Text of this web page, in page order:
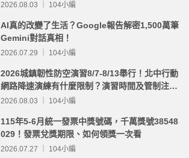
2026.08.03 ｜ 104小編
AI真的改變了生活？Google報告解密1,500萬筆
Gemini對話真相！
2026.07.29 ｜ 104小編
2026城鎮韌性防空演習8/7-8/13舉行！北中行動
網路降速演練有什麼限制？演習時間及管制注意
事項整理
2026.08.03 ｜ 104小編
115年5-6月統一發票中獎號碼，千萬獎號38548
029！發票兌獎期限、如何領獎一次看
2026.07.27 ｜ 104小編